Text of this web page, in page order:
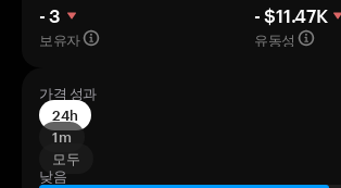
- 3
보유자
- $11.47K
유동성
가격 성과
24h
1m
모두
낮음